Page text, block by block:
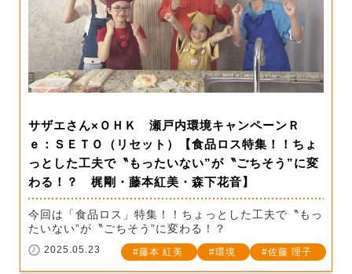
サザエさん×ＯＨＫ 瀬戸内環境キャンペーンＲ
ｅ：ＳＥＴＯ（リセット）【食品ロス特集！！ちょ
っとした工夫で〝もったいない”が〝ごちそう”に変
わる！？ 梶剛・藤本紅美・森下花音】
今回は「食品ロス」特集！！ちょっとした工夫で〝もっ
たいない”が〝ごちそう”に変わる！？
2025.05.23 藤本 紅美 環境 佐藤 理子